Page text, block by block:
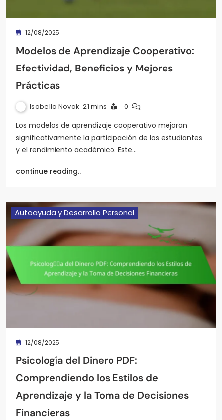
12/08/2025
Modelos de Aprendizaje Cooperativo:
Efectividad, Beneficios y Mejores
Prácticas
Isabella Novak 21 mins 0
Los modelos de aprendizaje cooperativo mejoran
significativamente la participación de los estudiantes
y el rendimiento académico. Este…
continue reading..
Autoayuda y Desarrollo Personal
12/08/2025
Psicología del Dinero PDF:
Comprendiendo los Estilos de
Aprendizaje y la Toma de Decisiones
Financieras